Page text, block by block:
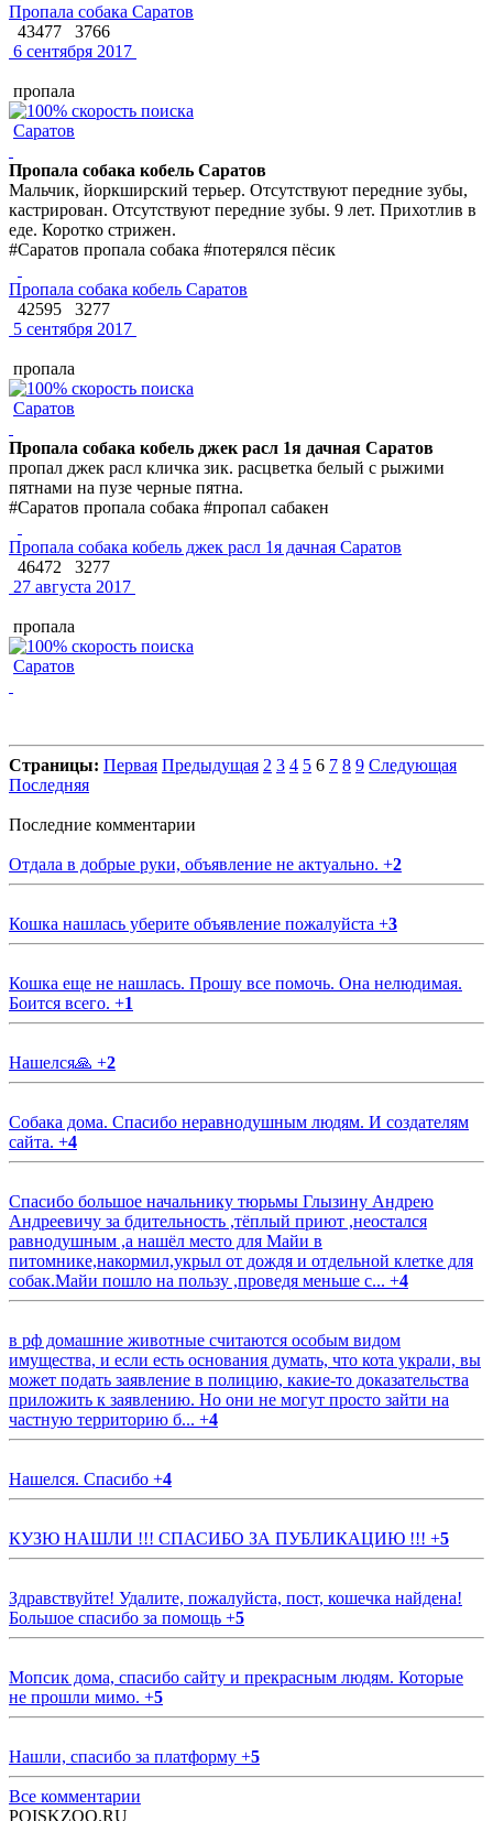
Пропала собака Саратов
43477
3766
6 сентября 2017
пропала
Саратов
Пропала собака кобель Саратов
Мальчик, йоркширский терьер. Отсутствуют передние зубы,
кастрирован. Отсутствуют передние зубы. 9 лет. Прихотлив в
еде. Коротко стрижен.
#Саратов пропала собака #потерялся пёсик
Пропала собака кобель Саратов
42595
3277
5 сентября 2017
пропала
Саратов
Пропала собака кобель джек расл 1я дачная Саратов
пропал джек расл кличка зик. расцветка белый с рыжими
пятнами на пузе черные пятна.
#Саратов пропала собака #пропал сабакен
Пропала собака кобель джек расл 1я дачная Саратов
46472
3277
27 августа 2017
пропала
Саратов
Страницы: Первая Предыдущая 2 3 4 5 6 7 8 9 Следующая
Последняя
Последние комментарии
Отдала в добрые руки, объявление не актуально. +2
Кошка нашлась уберите объявление пожалуйста +3
Кошка еще не нашлась. Прошу все помочь. Она нелюдимая.
Боится всего. +1
Нашелся🙏 +2
Собака дома. Спасибо неравнодушным людям. И создателям
сайта. +4
Спасибо большое начальнику тюрьмы Глызину Андрею
Андреевичу за бдительность ,тёплый приют ,неостался
равнодушным ,а нашёл место для Майи в
питомнике,накормил,укрыл от дождя и отдельной клетке для
собак.Майи пошло на пользу ,проведя меньше с... +4
в рф домашние животные считаются особым видом
имущества, и если есть основания думать, что кота украли, вы
может подать заявление в полицию, какие-то доказательства
приложить к заявлению. Но они не могут просто зайти на
частную территорию б... +4
Нашелся. Спасибо +4
КУЗЮ НАШЛИ !!! СПАСИБО ЗА ПУБЛИКАЦИЮ !!! +5
Здравствуйте! Удалите, пожалуйста, пост, кошечка найдена!
Большое спасибо за помощь +5
Мопсик дома, спасибо сайту и прекрасным людям. Которые
не прошли мимо. +5
Нашли, спасибо за платформу +5
Все комментарии
POISKZOO.RU